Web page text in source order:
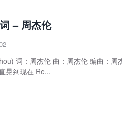
– 周杰伦
词：周杰伦 曲：周杰伦 编曲：
晃到现在 Re...